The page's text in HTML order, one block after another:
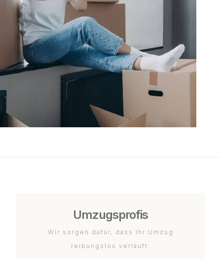
Umzugsprofis
Wir sorgen dafür, dass Ihr Umzug
reibungslos verläuft.